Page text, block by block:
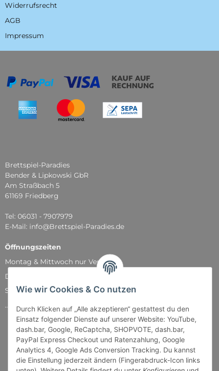
Wie wir Cookies & Co nutzen
Durch Klicken auf „Alle akzeptieren“ gestattest du den
Einsatz folgender Dienste auf unserer Website: YouTube,
dash.bar, Google, ReCaptcha, SHOPVOTE, dash.bar,
PayPal Express Checkout und Ratenzahlung, Google
Analytics 4, Google Ads Conversion Tracking. Du kannst
die Einstellung jederzeit ändern (Fingerabdruck-Icon links
Widerrufsrecht
AGB
Impressum
Brettspiel-Paradies
Bender & Lipkowski GbR
Am Straßbach 5
61169 Friedberg
Tel: 06031 - 7907979
E-Mail: info@Brettspiel-Paradies.de
Öffnungszeiten
Montag & Mittwoch nur Versand
Dienstag, Donnerstag und Freitag: 11:00 - 18:30 Uhr
Samstag: 11:00 - 14:00 Uhr
...und natürlich während unserer Events